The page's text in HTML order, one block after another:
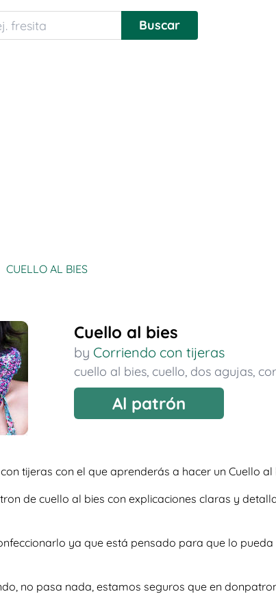
CUELLO AL BIES
Cuello al bies
by Corriendo con tijeras
cuello al bies, cuello, dos agujas,
Al patrón
tijeras con el que aprenderás a hacer un Cuello
de cuello al bies con explicaciones claras y
ya que está pensado para que lo
no pasa nada, estamos seguros que en